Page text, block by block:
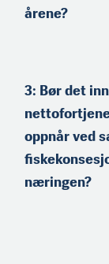
årene?
3: Bør det
oppnår ved
næringen?